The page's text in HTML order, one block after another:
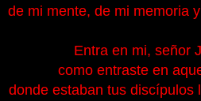
de mi mente, de mi memoria
Entra en mi, señor
como entraste en
donde estaban tus discípulos